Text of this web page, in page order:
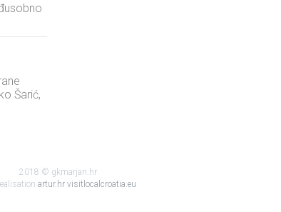
Šarić,
2018 © gkmarjan.hr
artur.hr visitlocalcroatia.eu